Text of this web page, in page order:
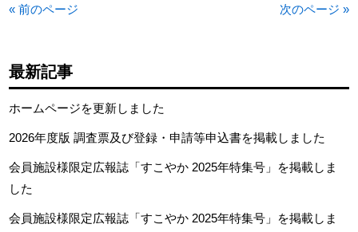
« 前のページ 次のページ »
最新記事
ホームページを更新しました
2026年度版 調査票及び登録・申請等申込書を掲載しました
会員施設様限定広報誌「すこやか 2025年特集号」を掲載しま
した
会員施設様限定広報誌「すこやか 2025年特集号」を掲載しま